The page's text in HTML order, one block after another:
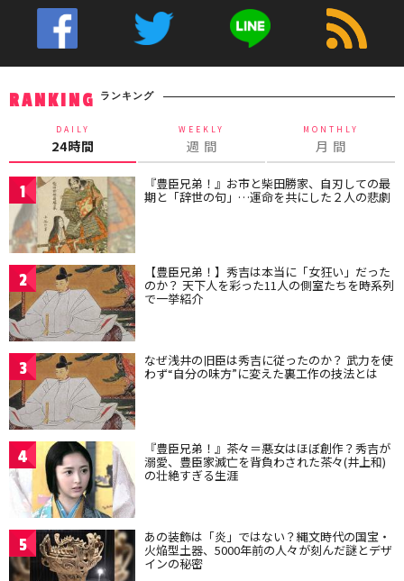
RANKING ランキング
DAILY
24時間
WEEKLY
週 間
MONTHLY
月 間
1 『豊臣兄弟！』お市と柴田勝家、自刃しての最
期と「辞世の句」…運命を共にした２人の悲劇
2 【豊臣兄弟！】秀吉は本当に「女狂い」だった
のか？ 天下人を彩った11人の側室たちを時系列
で一挙紹介
3 なぜ浅井の旧臣は秀吉に従ったのか？ 武力を使
わず“自分の味方”に変えた裏工作の技法とは
4 『豊臣兄弟！』茶々＝悪女はほぼ創作？秀吉が
溺愛、豊臣家滅亡を背負わされた茶々(井上和)
の壮絶すぎる生涯
5 あの装飾は「炎」ではない？縄文時代の国宝・
火焔型土器、5000年前の人々が刻んだ謎とデザ
インの秘密